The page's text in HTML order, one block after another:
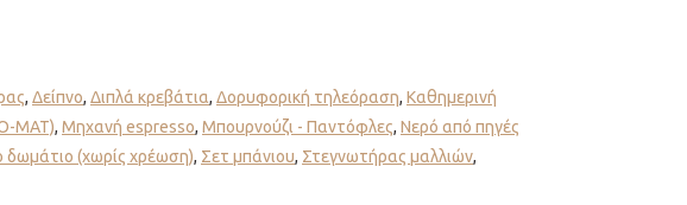
, Δείπνο, Διπλά κρεβάτια, Δορυφορική τηλεόραση, Καθημερινή
MAT), Μηχανή espresso, Μπουρνούζι - Παντόφλες, Νερό από πηγές
δωμάτιο (χωρίς χρέωση), Σετ μπάνιου, Στεγνωτήρας μαλλιών,